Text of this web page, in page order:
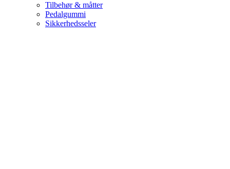
Tilbehør & måtter
Pedalgummi
Sikkerhedsseler